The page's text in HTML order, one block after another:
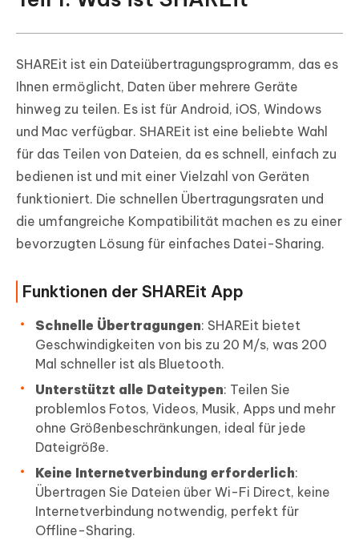
SHAREit ist ein Dateiübertragungsprogramm, das es
Ihnen ermöglicht, Daten über mehrere Geräte
hinweg zu teilen. Es ist für Android, iOS, Windows
und Mac verfügbar. SHAREit ist eine beliebte Wahl
für das Teilen von Dateien, da es schnell, einfach zu
bedienen ist und mit einer Vielzahl von Geräten
funktioniert. Die schnellen Übertragungsraten und
die umfangreiche Kompatibilität machen es zu einer
bevorzugten Lösung für einfaches Datei-Sharing.
Funktionen der SHAREit App
Schnelle Übertragungen: SHAREit bietet
Geschwindigkeiten von bis zu 20 M/s, was 200
Mal schneller ist als Bluetooth.
Unterstützt alle Dateitypen: Teilen Sie
problemlos Fotos, Videos, Musik, Apps und mehr
ohne Größenbeschränkungen, ideal für jede
Dateigröße.
Keine Internetverbindung erforderlich:
Übertragen Sie Dateien über Wi-Fi Direct, keine
Internetverbindung notwendig, perfekt für
Offline-Sharing.